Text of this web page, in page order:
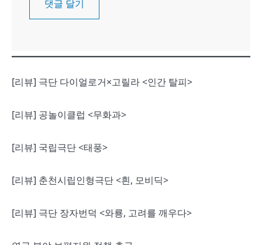
[리뷰] 극단 다이얼로거×고릴라 <인간 탈피>
[리뷰] 공놀이클럽 <무화과>
[리뷰] 국립극단 <태풍>
[리뷰] 춘천시립인형극단 <흰, 모비딕>
[리뷰] 극단 장자번덕 <와룡, 고려를 깨우다>